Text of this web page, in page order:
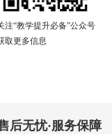
注“教学提升必备”公众号
取更多信息
后无忧·服务保障